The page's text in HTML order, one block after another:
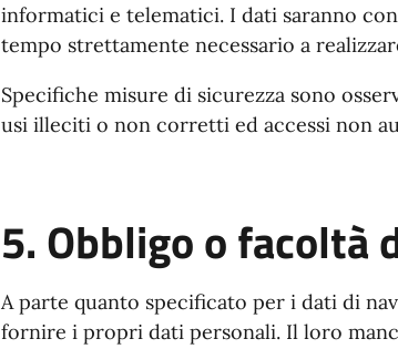
informatici e telematici. I dati saranno
tempo strettamente necessario a
Specifiche misure di sicurezza sono
usi illeciti o non corretti ed accessi non
5. Obbligo o facoltà
A parte quanto specificato per i dati di
fornire i propri dati personali. Il loro